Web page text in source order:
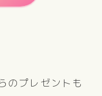
のプレゼントも